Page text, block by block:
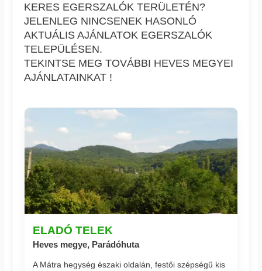
KERES EGERSZALÓK TERÜLETÉN?
JELENLEG NINCSENEK HASONLÓ
AKTUÁLIS AJÁNLATOK EGERSZALÓK
TELEPÜLÉSEN.
TEKINTSE MEG TOVÁBBI HEVES MEGYEI
AJÁNLATAINKAT !
ELADÓ TELEK
Heves megye, Parádóhuta
A Mátra hegység északi oldalán, festői szépségű kis